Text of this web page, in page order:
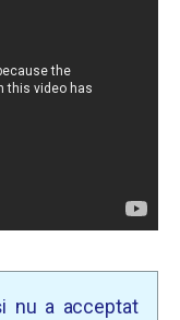
nu a acceptat